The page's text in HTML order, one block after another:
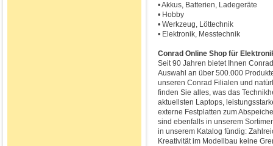
• Akkus, Batterien, Ladegeräte
• Hobby
• Werkzeug, Löttechnik
• Elektronik, Messtechnik
Conrad Online Shop für
Seit 90 Jahren bietet Ihnen
Auswahl an über 500.000
unseren Conrad Filialen und
finden Sie alles, was das
aktuellsten Laptops,
externe Festplatten zum
sind ebenfalls in unserem
in unserem Katalog fündig:
Kreativität im Modellbau keine